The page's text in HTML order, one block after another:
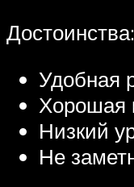
Достоинства:
Удобная
Хорошая
Низкий
Не